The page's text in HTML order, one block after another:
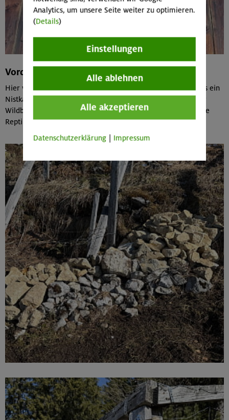
Vorderkaiserfeldenhütte
Hier wurde in unmittelbarer Nähe des Alpenpflanzengartens ein
Nistkasten für Hummeln positioniert, sowie weitere Orte für
Wildbienen und Vögel geschaffen. Besonders ist hier auch die
Reptilienburg sowie die Totholzhecke.
Analytics, um unsere Seite weiter zu optimieren.
(Details)
Einstellungen
Alle ablehnen
Alle akzeptieren
Datenschutzerklärung Impressum